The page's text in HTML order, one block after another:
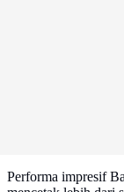
Performa impresif